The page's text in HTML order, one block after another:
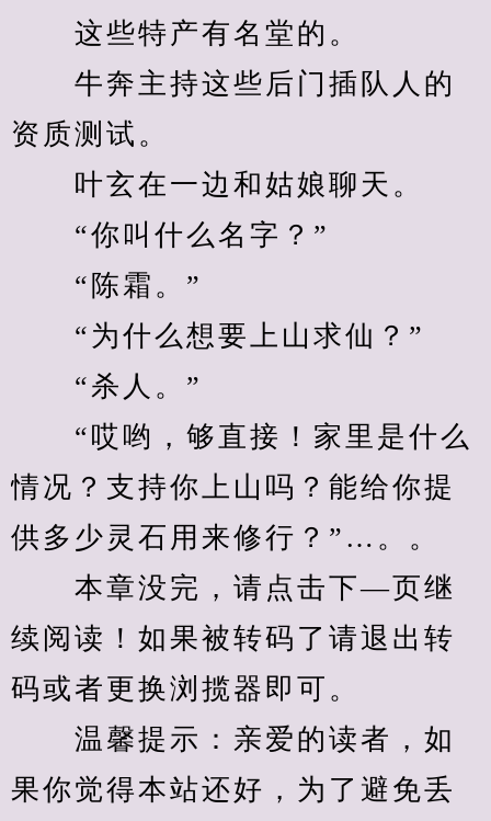
这些特产有名堂的。
牛奔主持这些后门插队人的
资质测试。
叶玄在一边和姑娘聊天。
“你叫什么名字？”
“陈霜。”
“为什么想要上山求仙？”
“杀人。”
“哎哟，够直接！家里是什么
情况？支持你上山吗？能给你提
供多少灵石用来修行？”…。。
本章没完，请点击下—页继
续阅读！如果被转码了请退出转
码或者更换浏揽器即可。
温馨提示：亲爱的读者，如
果你觉得本站还好，为了避免丢